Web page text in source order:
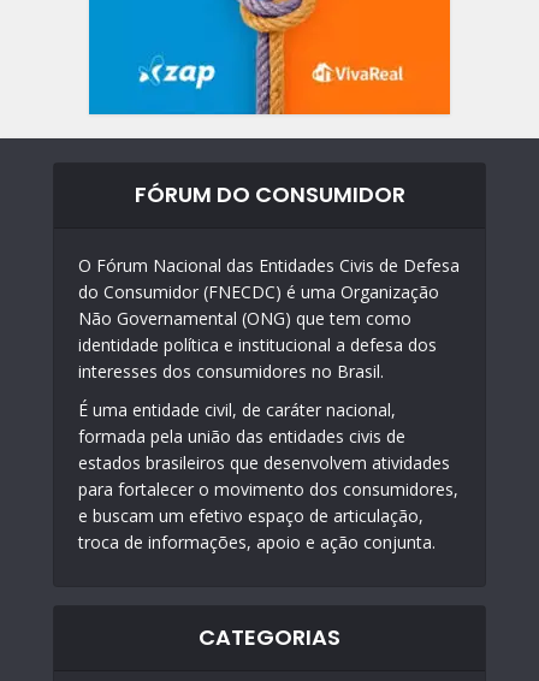
FÓRUM DO CONSUMIDOR
O Fórum Nacional das Entidades Civis de Defesa
do Consumidor (FNECDC) é uma Organização
Não Governamental (ONG) que tem como
identidade política e institucional a defesa dos
interesses dos consumidores no Brasil.
É uma entidade civil, de caráter nacional,
formada pela união das entidades civis de
estados brasileiros que desenvolvem atividades
para fortalecer o movimento dos consumidores,
e buscam um efetivo espaço de articulação,
troca de informações, apoio e ação conjunta.
CATEGORIAS